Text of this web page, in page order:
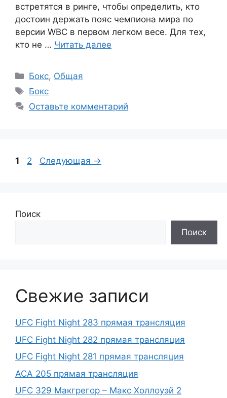
встретятся в ринге, чтобы определить, кто
достоин держать пояс чемпиона мира по
версии WBC в первом легком весе. Для тех,
кто не … Читать далее
Рубрики
Бокс, Общая
Метки
Бокс
Оставьте комментарий
Страница
1 Страница
2 Следующая →
Поиск
Поиск
Свежие записи
UFC Fight Night 283 прямая трансляция
UFC Fight Night 282 прямая трансляция
UFC Fight Night 281 прямая трансляция
ACA 205 прямая трансляция
UFC 329 Макгрегор – Макс Холлоуэй 2